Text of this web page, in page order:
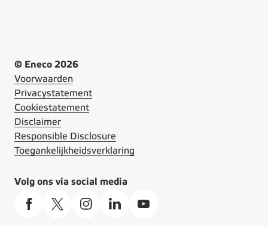
© Eneco 2026
Voorwaarden
Privacystatement
Cookiestatement
Disclaimer
Responsible Disclosure
Toegankelijkheidsverklaring
Volg ons via social media